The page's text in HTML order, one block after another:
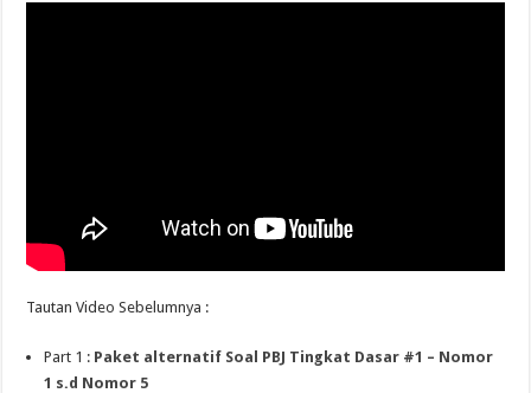
Tautan Video Sebelumnya :
Part 1 : Paket alternatif Soal PBJ Tingkat Dasar #1 – Nomor
1 s.d Nomor 5